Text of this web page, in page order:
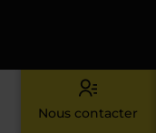
Nous contacter